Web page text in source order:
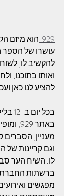
929 הוא מיזם
עושרו של הספר
להקשיב לו,
ואותו בתוכנו,
להציע לנו כאן
בכל
באתר
מעניין, הסברים
וגם קריינות של
לו. השיח הער
ברשתות
מפגשים